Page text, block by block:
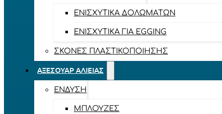
ΕΝΙΣΧΥΤΙΚΆ ΔΟΛΩΜΆΤΩΝ
ΕΝΙΣΧΥΤΙΚΆ ΓΙΑ EGGING
ΣΚΌΝΕΣ ΠΛΑΣΤΙΚΟΠΟΊΗΣΗΣ
ΑΞΕΣΟΥΆΡ ΑΛΙΕΊΑΣ
ΈΝΔΥΣΗ
ΜΠΛΟΎΖΕΣ